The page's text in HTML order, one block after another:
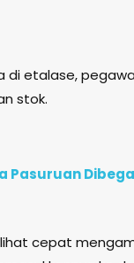
etalase,
stok.
Pasuruan
cepat